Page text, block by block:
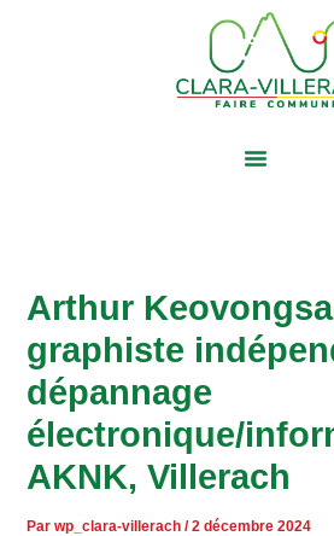
Arthur
graphiste
dépannage
électronique/
AKNK, Villerach
Parwp_clara-villerach/2 décembre 2024